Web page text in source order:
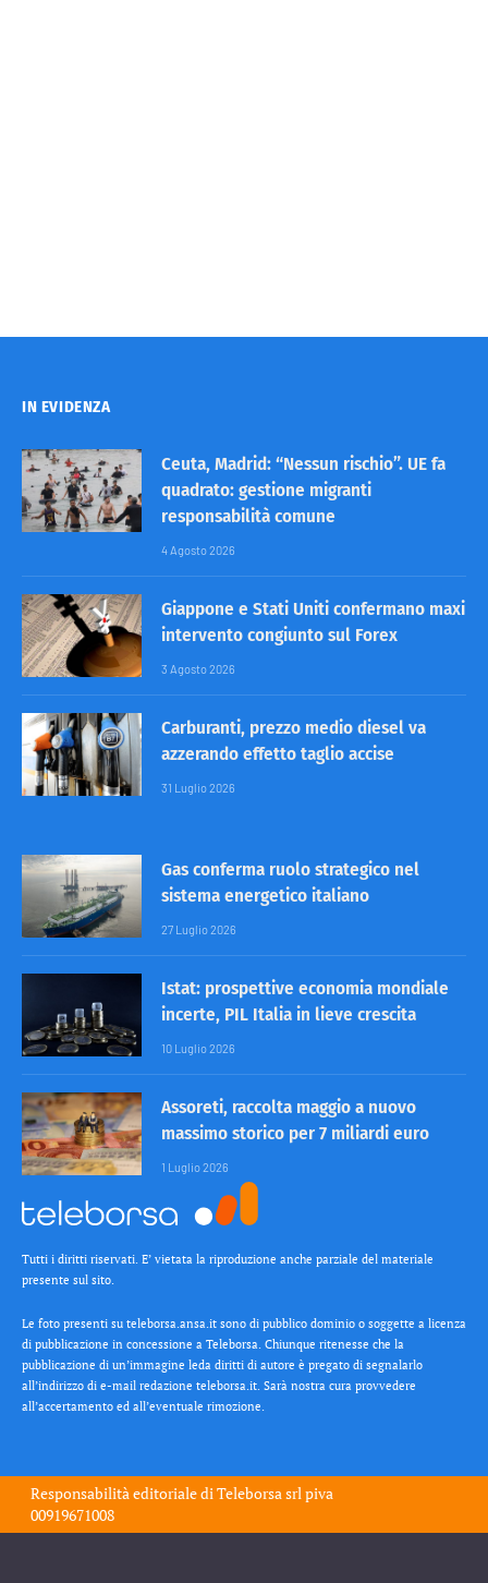
IN EVIDENZA
Ceuta, Madrid: “Nessun rischio”. UE fa
quadrato: gestione migranti
responsabilità comune
4 Agosto 2026
Giappone e Stati Uniti confermano maxi
intervento congiunto sul Forex
3 Agosto 2026
Carburanti, prezzo medio diesel va
azzerando effetto taglio accise
31 Luglio 2026
Gas conferma ruolo strategico nel
sistema energetico italiano
27 Luglio 2026
Istat: prospettive economia mondiale
incerte, PIL Italia in lieve crescita
10 Luglio 2026
Assoreti, raccolta maggio a nuovo
massimo storico per 7 miliardi euro
1 Luglio 2026
Tutti i diritti riservati. E’ vietata la riproduzione anche parziale del materiale
presente sul sito.
Le foto presenti su teleborsa.ansa.it sono di pubblico dominio o soggette a licenza
di pubblicazione in concessione a Teleborsa. Chiunque ritenesse che la
pubblicazione di un’immagine leda diritti di autore è pregato di segnalarlo
all’indirizzo di e-mail redazione teleborsa.it. Sarà nostra cura provvedere
all’accertamento ed all’eventuale rimozione.
Responsabilità editoriale diTeleborsa srl piva
00919671008